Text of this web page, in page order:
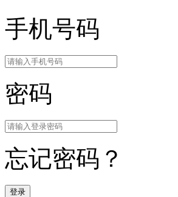
手机号码
密码
忘记密码？
登录